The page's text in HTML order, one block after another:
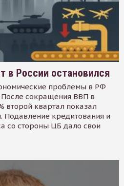
в России остановился
проблемы в РФ
После сокращения ВВП в
второй квартал показал
Подавление кредитования и
со стороны ЦБ дало свои